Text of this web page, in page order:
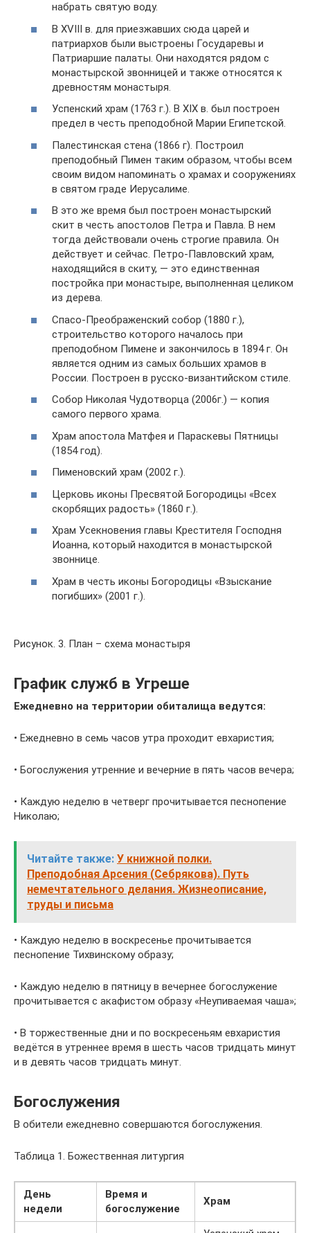
набрать святую воду.
В XVIII в. для приезжавших сюда царей и
патриархов были выстроены Государевы и
Патриаршие палаты. Они находятся рядом с
монастырской звонницей и также относятся к
древностям монастыря.
Успенский храм (1763 г.). В XIX в. был построен
предел в честь преподобной Марии Египетской.
Палестинская стена (1866 г). Построил
преподобный Пимен таким образом, чтобы всем
своим видом напоминать о храмах и сооружениях
в святом граде Иерусалиме.
В это же время был построен монастырский
скит в честь апостолов Петра и Павла. В нем
тогда действовали очень строгие правила. Он
действует и сейчас. Петро-Павловский храм,
находящийся в скиту, — это единственная
постройка при монастыре, выполненная целиком
из дерева.
Спасо-Преображенский собор (1880 г.),
строительство которого началось при
преподобном Пимене и закончилось в 1894 г. Он
является одним из самых больших храмов в
России. Построен в русско-византийском стиле.
Собор Николая Чудотворца (2006г.) — копия
самого первого храма.
Храм апостола Матфея и Параскевы Пятницы
(1854 год).
Пименовский храм (2002 г.).
Церковь иконы Пресвятой Богородицы «Всех
скорбящих радость» (1860 г.).
Храм Усекновения главы Крестителя Господня
Иоанна, который находится в монастырской
звоннице.
Храм в честь иконы Богородицы «Взыскание
погибших» (2001 г.).
Рисунок. 3. План – схема монастыря
График служб в Угреше
Ежедневно на территории обиталища ведутся:
• Ежедневно в семь часов утра проходит евхаристия;
• Богослужения утренние и вечерние в пять часов вечера;
• Каждую неделю в четверг прочитывается песнопение
Николаю;
Читайте также: У книжной полки.
Преподобная Арсения (Себрякова). Путь
немечтательного делания. Жизнеописание,
труды и письма
• Каждую неделю в воскресенье прочитывается
песнопение Тихвинскому образу;
• Каждую неделю в пятницу в вечернее богослужение
прочитывается с акафистом образу «Неупиваемая чаша»;
• В торжественные дни и по воскресеньям евхаристия
ведётся в утреннее время в шесть часов тридцать минут
и в девять часов тридцать минут.
Богослужения
В обители ежедневно совершаются богослужения.
Таблица 1. Божественная литургия
День
недели
Время и
богослужение
Храм